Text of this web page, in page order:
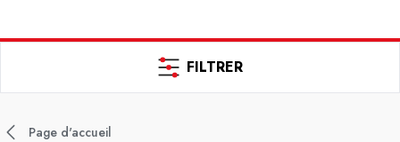
FILTRER
Page d'accueil